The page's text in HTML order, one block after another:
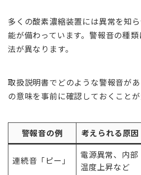
多くの酸素濃縮装置には異常を知
能が備わっています。警報音の種
法が異なります。
取扱説明書でどのような警報音が
の意味を事前に確認しておくことが
警報音の例 考えられる原因
連続音「ピー」
電源異常、内部
温度上昇など